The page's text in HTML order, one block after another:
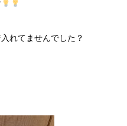
れてませんでした？